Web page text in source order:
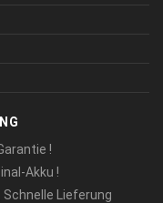
!
Akku !
Lieferung